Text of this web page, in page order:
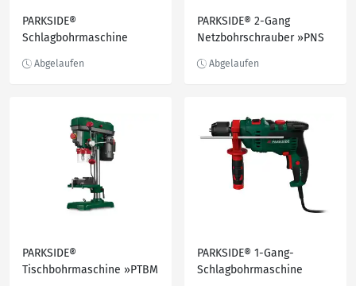
PARKSIDE®
Schlagbohrmaschine
PARKSIDE® 2-Gang
Netzbohrschrauber »PNS
Pendelhubstichsäge »PSTK
PARKSIDE®
Tischbohrmaschine »PTBM
PARKSIDE® 1-Gang-
Schlagbohrmaschine